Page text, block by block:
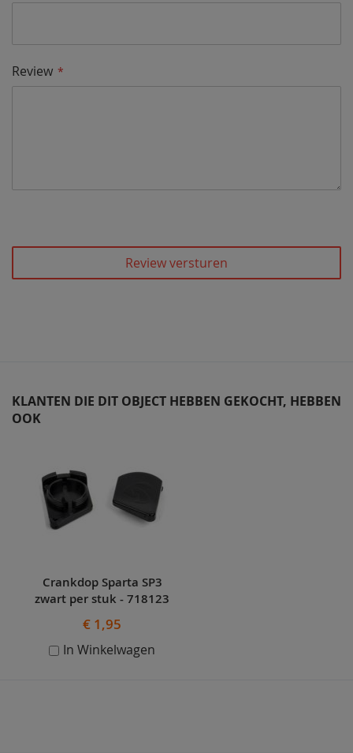
Review
Review versturen
KLANTEN DIE DIT OBJECT HEBBEN GEKOCHT, HEBBEN
OOK
Crankdop Sparta SP3
zwart per stuk - 718123
€ 1,95
In Winkelwagen